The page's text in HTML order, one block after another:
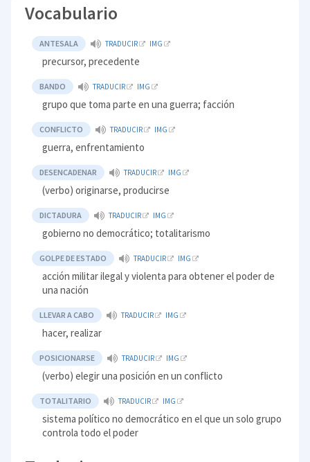
Vocabulario
ANTESALA TRADUCIR IMG
precursor, precedente
BANDO TRADUCIR IMG
grupo que toma parte en una guerra; facción
CONFLICTO TRADUCIR IMG
guerra, enfrentamiento
DESENCADENAR TRADUCIR IMG
(verbo) originarse, producirse
DICTADURA TRADUCIR IMG
gobierno no democrático; totalitarismo
GOLPE DE ESTADO TRADUCIR IMG
acción militar ilegal y violenta para obtener el poder de
una nación
LLEVAR A CABO TRADUCIR IMG
hacer, realizar
POSICIONARSE TRADUCIR IMG
(verbo) elegir una posición en un conflicto
TOTALITARIO TRADUCIR IMG
sistema político no democrático en el que un solo grupo
controla todo el poder